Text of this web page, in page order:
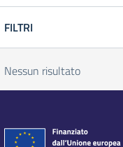
FILTRI
Nessun risultato